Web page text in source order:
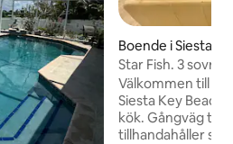
Boende i Siesta
Star Fish. 3
Dagsuthyrning
Välkommen till
Siesta Key Beach
kök. Gångväg till
tillhandahåller